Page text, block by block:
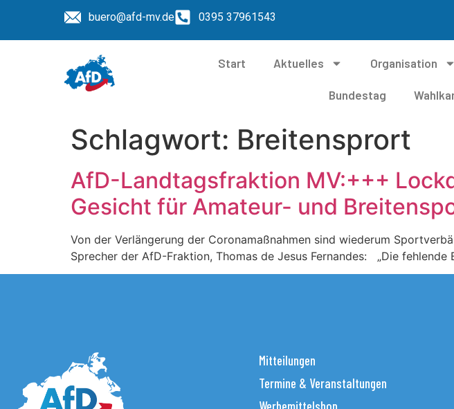
buero@afd-mv.de 0395 37961543
Start Aktuelles Organisation
Bundestag
Schlagwort: Breitensprort
AfD-Landtagsfraktion MV:+++
Gesicht für Amateur- und
Von der Verlängerung der Coronamaßnahmen sind wiederum
Sprecher der AfD-Fraktion, Thomas de Jesus Fernandes: „Die
Mitteilungen
Termine & Veranstaltungen
Werbemittelshop